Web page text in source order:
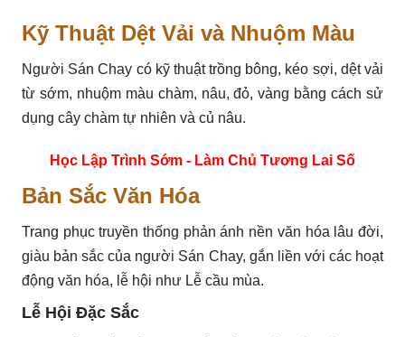
Kỹ Thuật Dệt Vải và Nhuộm Màu
Người Sán Chay có kỹ thuật trồng bông, kéo sợi, dệt vải
từ sớm, nhuộm màu chàm, nâu, đỏ, vàng bằng cách sử
dụng cây chàm tự nhiên và củ nâu.
Học Lập Trình Sớm - Làm Chủ Tương Lai Số
Bản Sắc Văn Hóa
Trang phục truyền thống phản ánh nền văn hóa lâu đời,
giàu bản sắc của người Sán Chay, gắn liền với các hoạt
động văn hóa, lễ hội như Lễ cầu mùa.
Lễ Hội Đặc Sắc